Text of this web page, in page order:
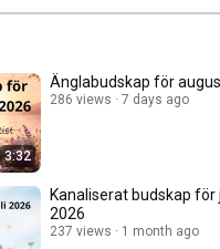
3:32
Änglabudskap för
286 views 7 days ago
Kanaliserat budskap för
2026
237 views 1 month ago